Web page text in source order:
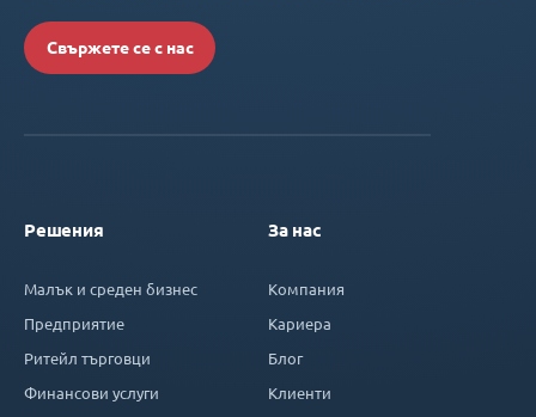
Свържете се с нас
Решения
Малък и среден бизнес
Предприятие
Ритейл търговци
Финансови услуги
За нас
Компания
Кариера
Блог
Клиенти